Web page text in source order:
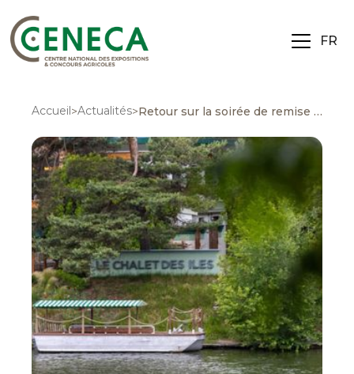
FR
Accueil>Actualités> Retour sur la soirée de remise des médailles du Salon International de l’Agriculture 2025